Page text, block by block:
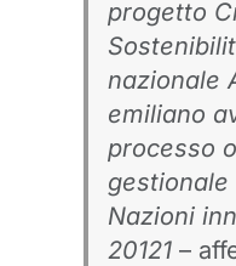
progetto
nazionale
emiliano
processo
Nazioni
20121 –